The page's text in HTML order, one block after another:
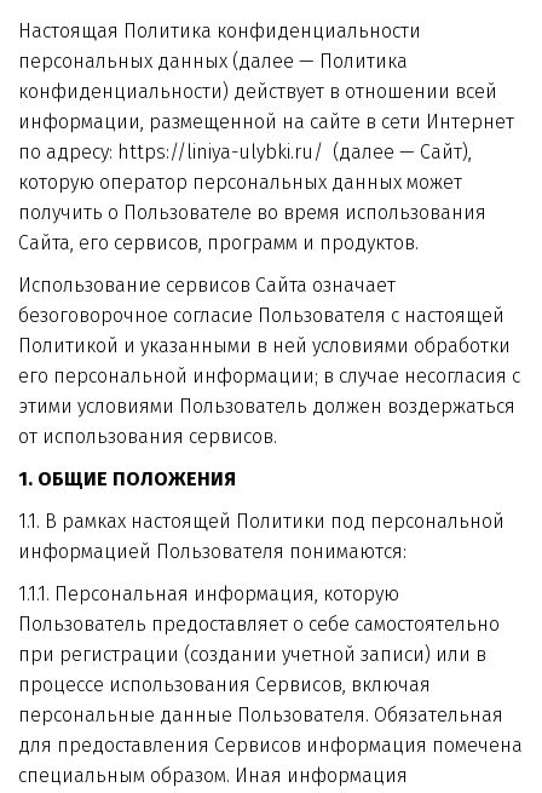
Настоящая Политика конфиденциальности
персональных данных (далее — Политика
конфиденциальности) действует в отношении всей
информации, размещенной на сайте в сети Интернет
по адресу: https://liniya-ulybki.ru/  (далее — Сайт),
которую оператор персональных данных может
получить о Пользователе во время использования
Сайта, его сервисов, программ и продуктов.
Использование сервисов Сайта означает
безоговорочное согласие Пользователя с настоящей
Политикой и указанными в ней условиями обработки
его персональной информации; в случае несогласия с
этими условиями Пользователь должен воздержаться
от использования сервисов.
1. ОБЩИЕ ПОЛОЖЕНИЯ
1.1. В рамках настоящей Политики под персональной
информацией Пользователя понимаются:
1.1.1. Персональная информация, которую
Пользователь предоставляет о себе самостоятельно
при регистрации (создании учетной записи) или в
процессе использования Сервисов, включая
персональные данные Пользователя. Обязательная
для предоставления Сервисов информация помечена
специальным образом. Иная информация